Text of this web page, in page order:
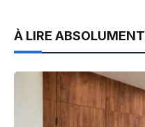
À LIRE ABSOLUMENT